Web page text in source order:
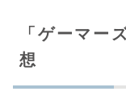
「ゲーマー
想